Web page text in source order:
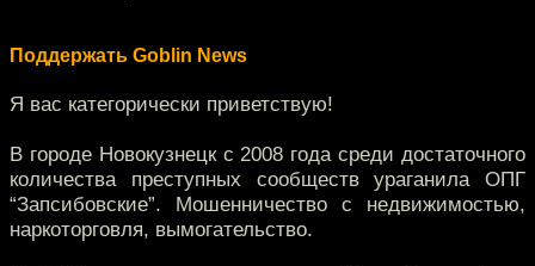
Поддержать Goblin News
Я вас категорически приветствую!
В городе Новокузнецк с 2008 года среди достаточного
количества преступных сообществ ураганила ОПГ
“Запсибовские”. Мошенничество с недвижимостью,
наркоторговля, вымогательство.